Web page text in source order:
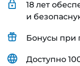
18 лет
и
Бонусы при
Доступно